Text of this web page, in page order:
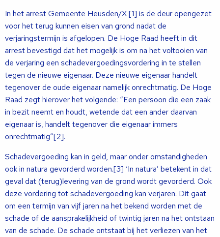
In het arrest Gemeente Heusden/X [1] is de deur opengezet
voor het terug kunnen eisen van grond nadat de
verjaringstermijn is afgelopen. De Hoge Raad heeft in dit
arrest bevestigd dat het mogelijk is om na het voltooien van
de verjaring een schadevergoedingsvordering in te stellen
tegen de nieuwe eigenaar. Deze nieuwe eigenaar handelt
tegenover de oude eigenaar namelijk onrechtmatig. De Hoge
Raad zegt hierover het volgende: “Een persoon die een zaak
in bezit neemt en houdt, wetende dat een ander daarvan
eigenaar is, handelt tegenover die eigenaar immers
onrechtmatig”[2].
Schadevergoeding kan in geld, maar onder omstandigheden
ook in natura gevorderd worden.[3] ‘In natura’ betekent in dat
geval dat (terug)levering van de grond wordt gevorderd. Ook
deze vordering tot schadevergoeding kan verjaren. Dit gaat
om een termijn van vijf jaren na het bekend worden met de
schade of de aansprakelijkheid of twintig jaren na het ontstaan
van de schade. De schade ontstaat bij het verliezen van het